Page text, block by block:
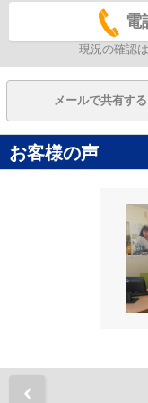
電
現況の確認
メールで共有する
お客様の声